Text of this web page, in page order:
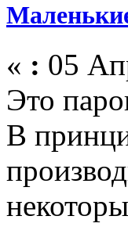
« : 05
Это
В